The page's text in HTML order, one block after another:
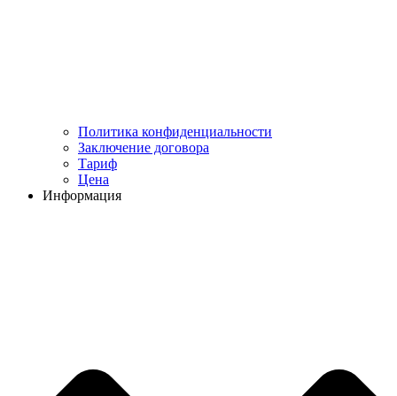
Политика конфиденциальности
Заключение договора
Тариф
Цена
Информация